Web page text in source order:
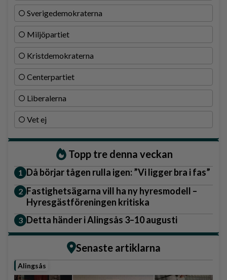
Sverigedemokraterna
Miljöpartiet
Kristdemokraterna
Centerpartiet
Liberalerna
Vet ej
Topp tre denna veckan
Då börjar tågen rulla igen: ”Vi ligger bra i fas”
Fastighetsägarna vill ha ny hyresmodell –
Hyresgästföreningen kritiska
Detta händer i Alingsås 3–10 augusti
Senaste artiklarna
Alingsås